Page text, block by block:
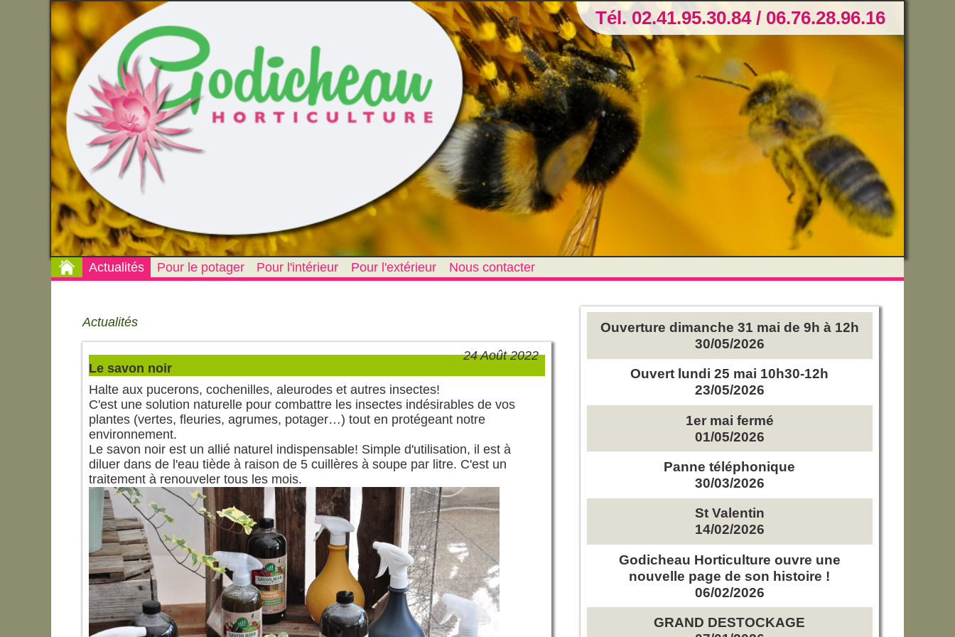
Tél. 02.41.95.30.84 / 06.76.28.96.16
Actualités Pour le potager Pour l'intérieur Pour l'extérieur Nous contacter
Ouverture dimanche 31 mai de 9h à 12h
30/05/2026
Ouvert lundi 25 mai 10h30-12h
23/05/2026
1er mai fermé
01/05/2026
Panne téléphonique
30/03/2026
St Valentin
14/02/2026
Godicheau Horticulture ouvre une
nouvelle page de son histoire !
06/02/2026
GRAND DESTOCKAGE
Actualités
24 Août 2022
Le savon noir
Halte aux pucerons, cochenilles, aleurodes et autres insectes!
C'est une solution naturelle pour combattre les insectes indésirables de vos
plantes (vertes, fleuries, agrumes, potager…) tout en protégeant notre
environnement.
Le savon noir est un allié naturel indispensable! Simple d'utilisation, il est à
diluer dans de l'eau tiède à raison de 5 cuillères à soupe par litre. C'est un
traitement à renouveler tous les mois.